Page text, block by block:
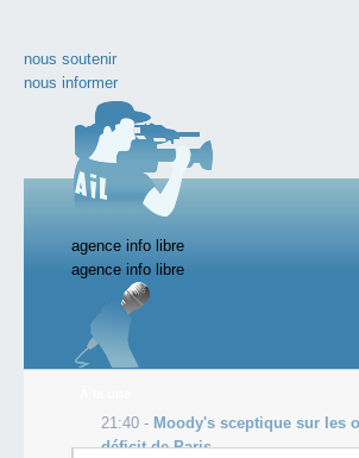
nous soutenir
nous informer
agence info libre
Close
nos productions
toute l'actualité
agence info libre
21:40 - Moody's sceptique sur les
déficit de Paris